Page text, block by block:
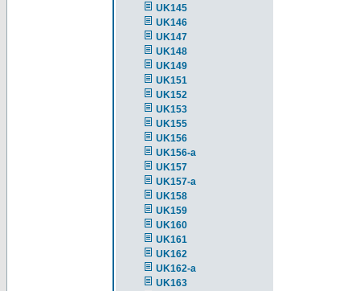
UK145
UK146
UK147
UK148
UK149
UK151
UK152
UK153
UK155
UK156
UK156-a
UK157
UK157-a
UK158
UK159
UK160
UK161
UK162
UK162-a
UK163